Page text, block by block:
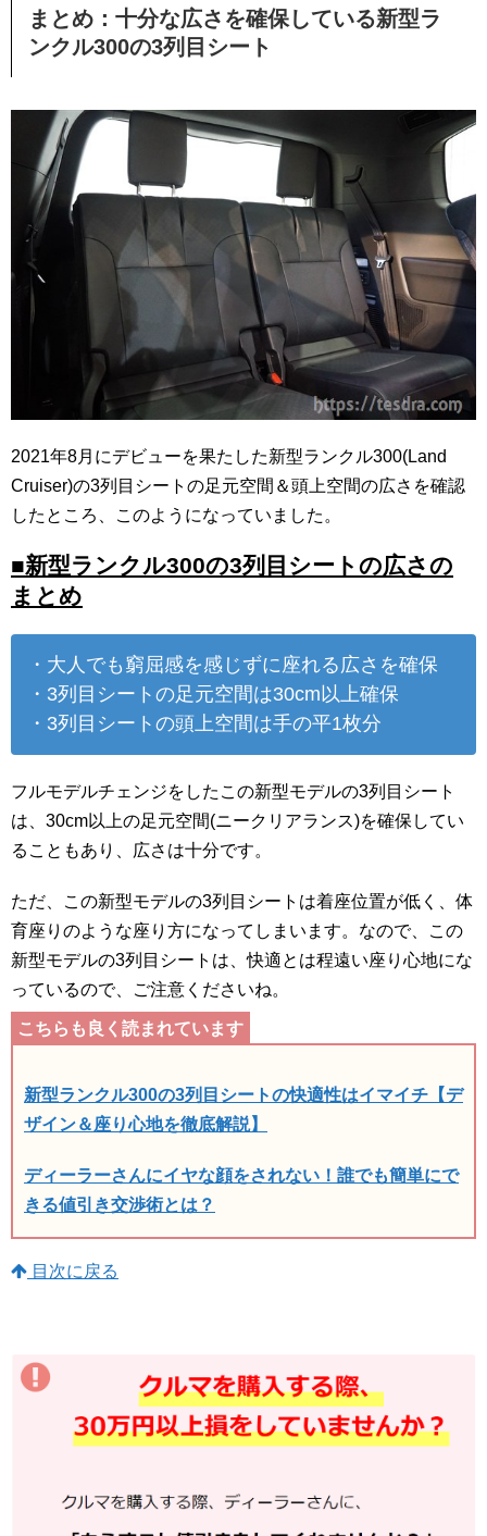
まとめ：十分な広さを確保している新型ラ
ンクル300の3列目シート
2021年8月にデビューを果たした新型ランクル300(Land
Cruiser)の3列目シートの足元空間＆頭上空間の広さを確認
したところ、このようになっていました。
■新型ランクル300の3列目シートの広さの
まとめ
・大人でも窮屈感を感じずに座れる広さを確保
・3列目シートの足元空間は30cm以上確保
・3列目シートの頭上空間は手の平1枚分
フルモデルチェンジをしたこの新型モデルの3列目シート
は、30cm以上の足元空間(ニークリアランス)を確保してい
ることもあり、広さは十分です。
ただ、この新型モデルの3列目シートは着座位置が低く、体
育座りのような座り方になってしまいます。なので、この
新型モデルの3列目シートは、快適とは程遠い座り心地にな
っているので、ご注意くださいね。
新型ランクル300の3列目シートの快適性はイマイチ【デ
ザイン＆座り心地を徹底解説】
ディーラーさんにイヤな顔をされない！誰でも簡単にで
きる値引き交渉術とは？
目次に戻る